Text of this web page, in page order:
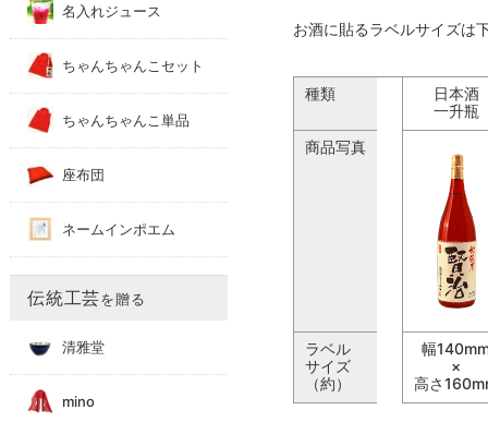
お酒に貼るラベルサイズは
種類
商品写真
ラベル
サイズ
（約）
日本酒
一升瓶
幅
×
高さ
名入れジュース
ちゃんちゃんこセット
ちゃんちゃんこ単品
座布団
ネームインポエム
伝統工芸を贈る
清雅堂
mino